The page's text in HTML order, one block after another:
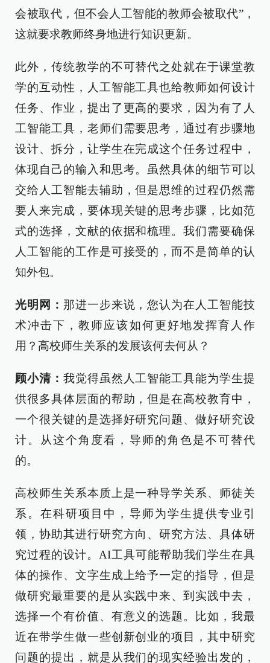
会被取代，但不会人工智能的教师会被取代”，
这就要求教师终身地进行知识更新。
此外，传统教学的不可替代之处就在于课堂教
学的互动性，人工智能工具也给教师如何设计
任务、作业，提出了更高的要求，因为有了人
工智能工具，老师们需要思考，通过有步骤地
设计、拆分，让学生在完成这个任务过程中，
体现自己的输入和思考。虽然具体的细节可以
交给人工智能去辅助，但是思维的过程仍然需
要人来完成，要体现关键的思考步骤，比如范
式的选择，文献的依据和梳理。我们需要确保
人工智能的工作是可接受的，而不是简单的认
知外包。
光明网： 那进一步来说，您认为在人工智能技
术冲击下，教师应该如何更好地发挥育人作
用？高校师生关系的发展该何去何从？
顾小清： 我觉得虽然人工智能工具能为学生提
供很多具体层面的帮助，但是在高校教育中，
一个很关键的是选择好研究问题、做好研究设
计。从这个角度看，导师的角色是不可替代
的。
高校师生关系本质上是一种导学关系、师徒关
系。在科研项目中，导师为学生提供专业引
领，协助其进行研究方向、研究方法、具体研
究过程的设计。AI工具可能帮助我们学生在具
体的操作、文字生成上给予一定的指导，但是
做研究最重要的是从实践中来、到实践中去，
选择一个有价值、有意义的选题。比如，我最
近在带学生做一些创新创业的项目，其中研究
问题的提出，就是从我们的现实经验出发的，